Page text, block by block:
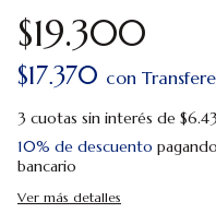
$19.300
$17.370 con
3 cuotas sin interés de
10% de descuento
bancario
Ver más detalles